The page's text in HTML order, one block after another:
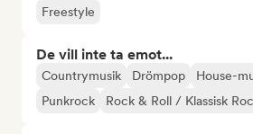
Freestyle
De vill inte ta emot...
Countrymusik Drömpop House-
Punkrock
Rock & Roll / Klassisk